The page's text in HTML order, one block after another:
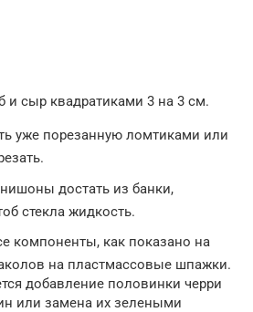
и сыр квадратиками 3 на 3 см.
уже порезанную ломтиками или
достать из банки,
стекла жидкость.
компоненты, как показано на
на пластмассовые шпажки.
добавление половинки черри
или замена их зелеными